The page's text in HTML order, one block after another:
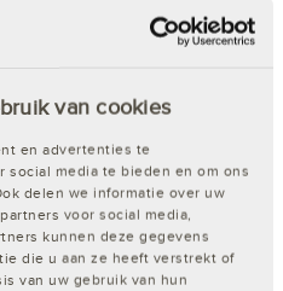
van cookies
en advertenties te
social media te bieden en om ons
delen we informatie over uw
voor social media,
kunnen deze gegevens
die u aan ze heeft verstrekt of
van uw gebruik van hun
uur besteld, dezelfde dag
| EAN: 3661578156475